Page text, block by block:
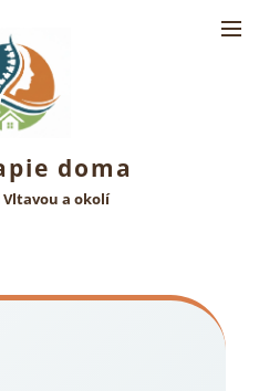
doma
a okolí